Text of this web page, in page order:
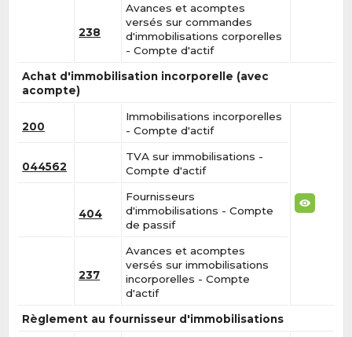
238
Avances et acomptes
versés sur commandes
d'immobilisations corporelles
- Compte d'actif
Achat d'immobilisation incorporelle (avec
acompte)
200
Immobilisations incorporelles
- Compte d'actif
044562
TVA sur immobilisations -
Compte d'actif
404
Fournisseurs
d'immobilisations - Compte
de passif
237
Avances et acomptes
versés sur immobilisations
incorporelles - Compte
d'actif
Règlement au fournisseur d'immobilisations